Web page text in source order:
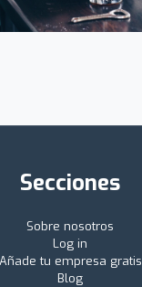
Secciones
Sobre nosotros
Log in
Añade tu empresa gratis
Blog